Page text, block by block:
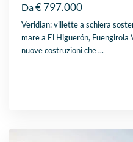
Da€ 797.000
Veridian: villette a schiera
mare a El Higuerón,
nuove costruzioni che...